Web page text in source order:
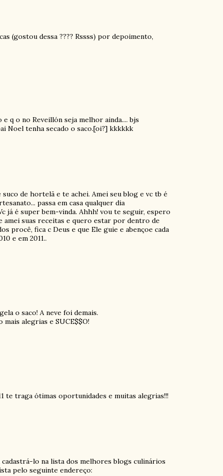
(gostou dessa ???? Rssss) por depoimento,
q o no Reveillón seja melhor ainda.... bjs
Noel tenha secado o saco.[oi?] kkkkkk
de hortelã e te achei. Amei seu blog e vc tb é
passa em casa qualquer dia
é super bem-vinda. Ahhh! vou te seguir, espero
amei suas receitas e quero estar por dentro de
procê, fica c Deus e que Ele guie e abençoe cada
e em 2011..
o saco! A neve foi demais.
alegrias e SUCE$$O!
te traga ótimas oportunidades e muitas alegrias!!!
cadastrá-lo na lista dos melhores blogs culinários
pelo seguinte endereço: